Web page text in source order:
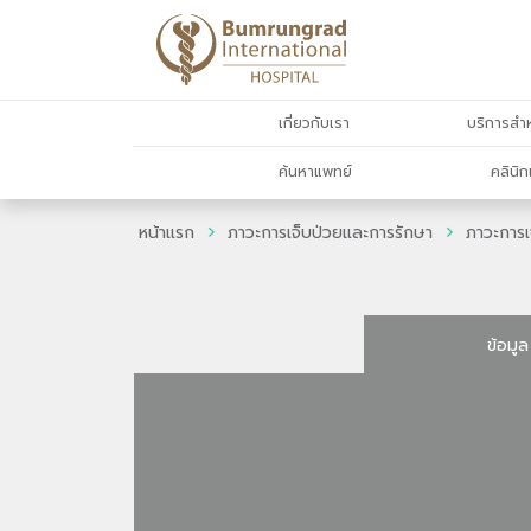
เกี่ยวกับเรา บริการส
ค้นหาแพทย์ คลินิก
หน้าแรก ภาวะการเจ็บป่วยและการรักษา ภาวะกา
ข้อมูล